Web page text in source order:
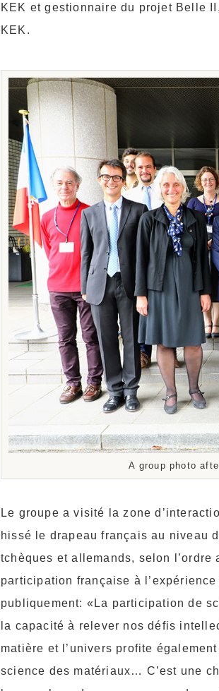
KEK et gestionnaire du projet Belle
KEK.
A group photo
Le groupe a visité la zone
hissé le drapeau français au niveau
tchèques et allemands, selon
participation française à
publiquement: «La participation de
la capacité à relever nos défis
matière et l’univers profite
science des matériaux… C’est une